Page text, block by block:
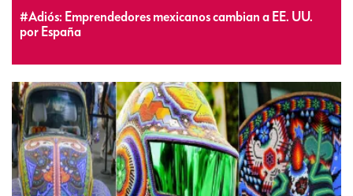
#Adiós: Emprendedores mexicanos cambian a EE. UU.
por España